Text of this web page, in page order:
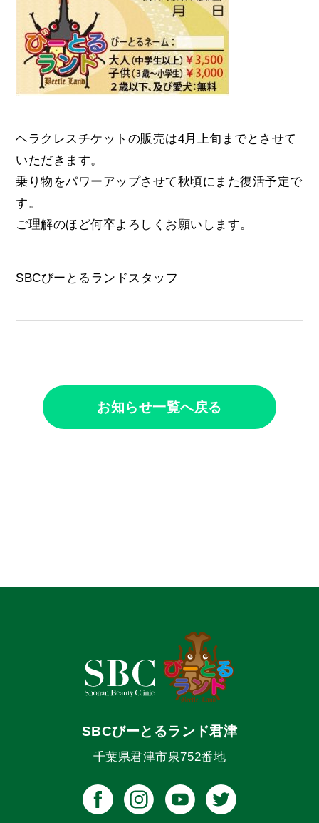
ヘラクレスチケットの販売は4月上旬までとさせて
いただきます。
乗り物をパワーアップさせて秋頃にまた復活予定で
す。
ご理解のほど何卒よろしくお願いします。
SBCびーとるランドスタッフ
お知らせ一覧へ戻る
SBCびーとるランド君津
千葉県君津市泉752番地